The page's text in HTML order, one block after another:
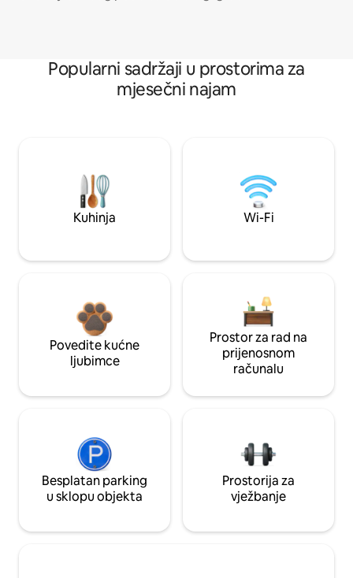
Popularni sadržaji u prostorima za
mjesečni najam
Kuhinja Wi-Fi
Povedite kućne
ljubimce
Prostor za rad na
prijenosnom
računalu
Besplatan parking
u sklopu objekta
Prostorija za
vježbanje